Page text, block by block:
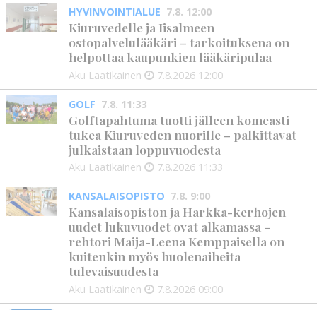
HYVINVOINTIALUE 7.8. 12:00
Kiuruvedelle ja Iisalmeen
ostopalvelulääkäri – tarkoituksena on
helpottaa kaupunkien lääkäripulaa
Aku Laatikainen 7.8.2026 12:00
GOLF 7.8. 11:33
Golftapahtuma tuotti jälleen komeasti
tukea Kiuruveden nuorille – palkittavat
julkaistaan loppuvuodesta
Aku Laatikainen 7.8.2026 11:33
KANSALAISOPISTO 7.8. 9:00
Kansalaisopiston ja Harkka-kerhojen
uudet lukuvuodet ovat alkamassa –
rehtori Maija-Leena Kemppaisella on
kuitenkin myös huolenaiheita
tulevaisuudesta
Aku Laatikainen 7.8.2026 09:00